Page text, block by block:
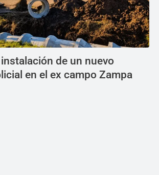
de un nuevo
en el ex campo Zampa